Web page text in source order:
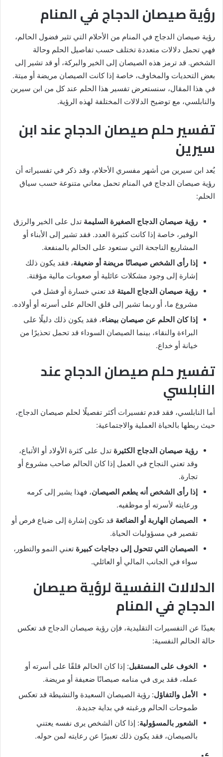
رؤية صيصان الدجاج في المنام
رؤية صيصان الدجاج في المنام من الأحلام التي تثير فضول الحالم،
فهي تحمل دلالات متعددة تختلف حسب تفاصيل الحلم وحالة
الشخص. قد ترمز هذه الصيصان إلى الخير والبركة، أو قد تشير إلى
بعض التحديات والمخاوف، خاصة إذا كانت الصيصان مريضة أو ميتة.
في هذا المقال، سنستعرض تفسير هذا الحلم عند كل من ابن سيرين
والنابلسي، مع توضيح الدلالات المختلفة لهذه الرؤية.
تفسير حلم صيصان الدجاج عند ابن
سيرين
يُعد ابن سيرين من أشهر مفسري الأحلام، وقد ذكر في تفسيراته أن
رؤية صيصان الدجاج في المنام تحمل معاني متنوعة حسب سياق
الحلم:
رؤية صيصان الدجاج الصغيرة السليمة تدل على الخير والرزق
الوفير، خاصة إذا كانت كثيرة العدد. فقد تشير إلى الأبناء أو
المشاريع الناجحة التي ستعود على الحالم بالمنفعة.
إذا رأى الشخص صيصانًا مريضة أو ضعيفة، فقد يكون ذلك
إشارة إلى وجود مشكلات عائلية أو صعوبات مالية مؤقتة.
رؤية صيصان الدجاج الميتة قد تعني خسارة أو فشل في
مشروع ما، أو ربما تشير إلى قلق الحالم على أسرته أو أولاده.
إذا كان الحلم عن صيصان بيضاء، فقد يكون ذلك دليلًا على
البراءة والنقاء، بينما الصيصان السوداء قد تحمل تحذيرًا من
خيانة أو خداع.
تفسير حلم صيصان الدجاج عند
النابلسي
أما النابلسي، فقد قدم تفسيرات أكثر تفصيلًا لحلم صيصان الدجاج،
حيث ربطها بالحياة العملية والاجتماعية:
رؤية صيصان الدجاج الكثيرة تدل على كثرة الأولاد أو الأتباع،
وقد تعني النجاح في العمل إذا كان الحالم صاحب مشروع أو
تجارة.
إذا رأى الشخص أنه يطعم الصيصان، فهذا يشير إلى كرمه
ورعايته لأسرته أو موظفيه.
الصيصان الهاربة أو الضائعة قد تكون إشارة إلى ضياع فرص أو
تقصير في مسؤوليات الحياة.
الصيصان التي تتحول إلى دجاجات كبيرة تعني النمو والتطور،
سواء في الجانب المالي أو العائلي.
الدلالات النفسية لرؤية صيصان
الدجاج في المنام
بعيدًا عن التفسيرات التقليدية، فإن رؤية صيصان الدجاج قد تعكس
حالة الحالم النفسية:
الخوف على المستقبل: إذا كان الحالم قلقًا على أسرته أو
عمله، فقد يرى في منامه صيصانًا ضعيفة أو مريضة.
الأمل والتفاؤل: رؤية الصيصان السعيدة والنشيطة قد تعكس
طموحات الحالم ورغبته في بداية جديدة.
الشعور بالمسؤولية: إذا كان الشخص يرى نفسه يعتني
بالصيصان، فقد يكون ذلك تعبيرًا عن رعايته لمن حوله.